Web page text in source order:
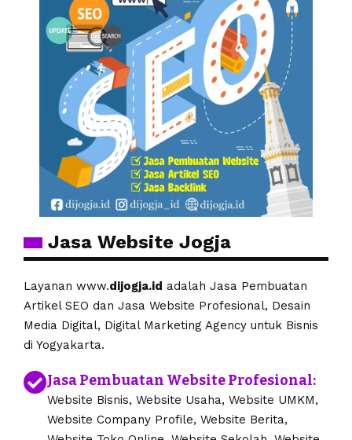
Jasa Website Jogja
Layanan www.dijogja.id adalah Jasa Pembuatan
Artikel SEO dan Jasa Website Profesional, Desain
Media Digital, Digital Marketing Agency untuk Bisnis
di Yogyakarta.
Jasa Pembuatan Website Profesional:
Website Bisnis, Website Usaha, Website UMKM,
Website Company Profile, Website Berita,